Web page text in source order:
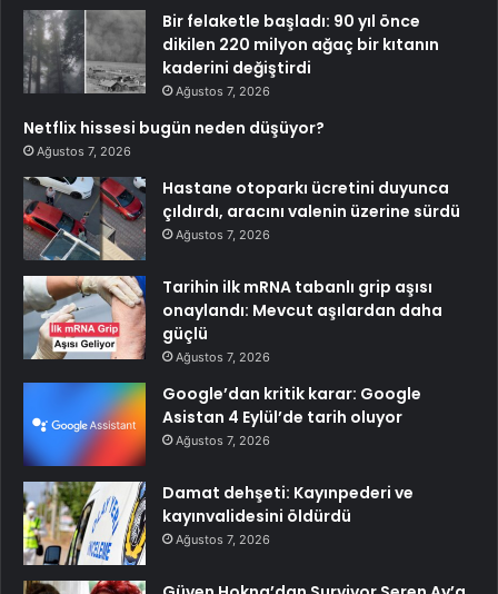
Bir felaketle başladı: 90 yıl önce
dikilen 220 milyon ağaç bir kıtanın
kaderini değiştirdi
Ağustos 7, 2026
Netflix hissesi bugün neden düşüyor?
Ağustos 7, 2026
Hastane otoparkı ücretini duyunca
çıldırdı, aracını valenin üzerine sürdü
Ağustos 7, 2026
Tarihin ilk mRNA tabanlı grip aşısı
onaylandı: Mevcut aşılardan daha
güçlü
Ağustos 7, 2026
Google’dan kritik karar: Google
Asistan 4 Eylül’de tarih oluyor
Ağustos 7, 2026
Damat dehşeti: Kayınpederi ve
kayınvalidesini öldürdü
Ağustos 7, 2026